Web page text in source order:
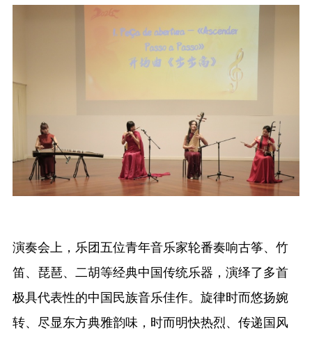
演奏会上，乐团五位青年音乐家轮番奏响古筝、竹
笛、琵琶、二胡等经典中国传统乐器，演绎了多首
极具代表性的中国民族音乐佳作。旋律时而悠扬婉
转、尽显东方典雅韵味，时而明快热烈、传递国风